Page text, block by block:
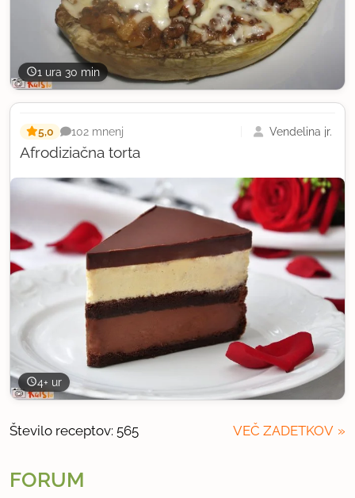
1 ura 30 min
4+ ur
Afrodiziačna torta
5,0 102 mnenj Vendelina jr.
Število receptov: 565 VEČ ZADETKOV
FORUM